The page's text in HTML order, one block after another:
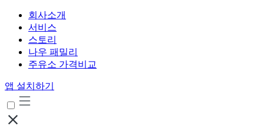
회사소개
서비스
스토리
나우 패밀리
주유소 가격비교
앱 설치하기